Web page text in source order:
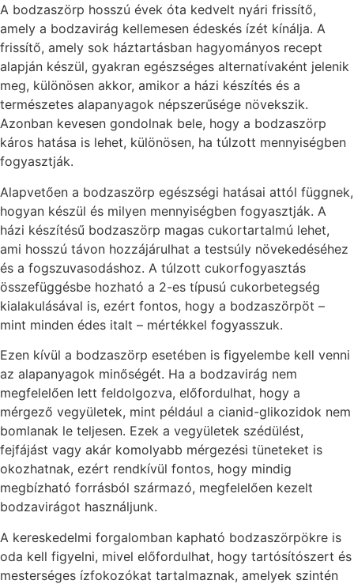
A bodzaszörp hosszú évek óta kedvelt nyári frissítő,
amely a bodzavirág kellemesen édeskés ízét kínálja. A
frissítő, amely sok háztartásban hagyományos recept
alapján készül, gyakran egészséges alternatívaként jelenik
meg, különösen akkor, amikor a házi készítés és a
természetes alapanyagok népszerűsége növekszik.
Azonban kevesen gondolnak bele, hogy a bodzaszörp
káros hatása is lehet, különösen, ha túlzott mennyiségben
fogyasztják.
Alapvetően a bodzaszörp egészségi hatásai attól függnek,
hogyan készül és milyen mennyiségben fogyasztják. A
házi készítésű bodzaszörp magas cukortartalmú lehet,
ami hosszú távon hozzájárulhat a testsúly növekedéséhez
és a fogszuvasodáshoz. A túlzott cukorfogyasztás
összefüggésbe hozható a 2-es típusú cukorbetegség
kialakulásával is, ezért fontos, hogy a bodzaszörpöt –
mint minden édes italt – mértékkel fogyasszuk.
Ezen kívül a bodzaszörp esetében is figyelembe kell venni
az alapanyagok minőségét. Ha a bodzavirág nem
megfelelően lett feldolgozva, előfordulhat, hogy a
mérgező vegyületek, mint például a cianid-glikozidok nem
bomlanak le teljesen. Ezek a vegyületek szédülést,
fejfájást vagy akár komolyabb mérgezési tüneteket is
okozhatnak, ezért rendkívül fontos, hogy mindig
megbízható forrásból származó, megfelelően kezelt
bodzavirágot használjunk.
A kereskedelmi forgalomban kapható bodzaszörpökre is
oda kell figyelni, mivel előfordulhat, hogy tartósítószert és
mesterséges ízfokozókat tartalmaznak, amelyek szintén